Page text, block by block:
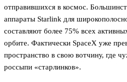
отправившихся в космос.
аппараты Starlink для
составляют более 75% всех
орбите. Фактически SpaceX уже
пространство в свою вотчину, где
россыпи «старлинков».